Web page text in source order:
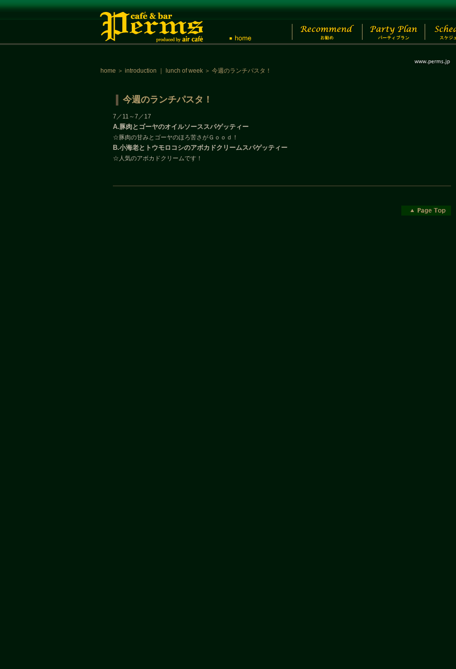
home ＞ introduction lunch of week ＞ 今週のランチパスタ！
今週のランチパスタ！
7／11～7／17
A.豚肉とゴーヤのオイルソーススパゲッティー
☆豚肉の甘みとゴーヤのほろ苦さがＧｏｏｄ！
B.小海老とトウモロコシのアボカドクリームスパゲッティー
☆人気のアボカドクリームです！